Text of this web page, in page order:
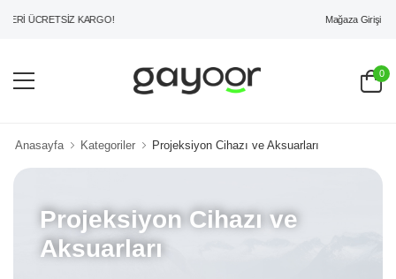
ÜCRETSİZ KARGO! Mağaza Girişi
0
Anasayfa Kategoriler Projeksiyon Cihazı ve Aksuarları
Projeksiyon Cihazı ve
Aksuarları